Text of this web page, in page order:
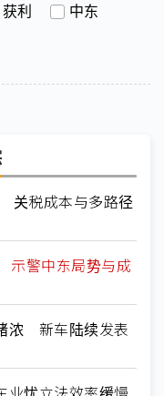
获利
中东
关税成本与多路径
示警中东局势与成
浓 新车陆续发表